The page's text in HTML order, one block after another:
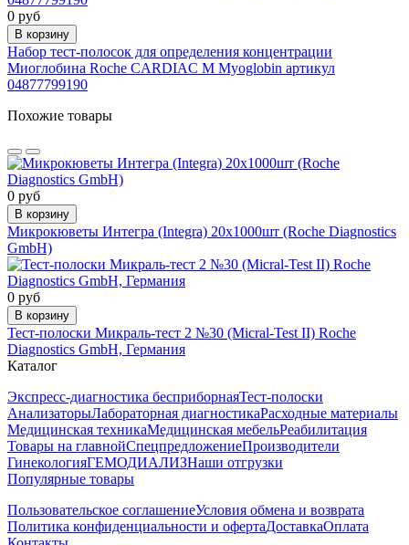
0 руб
В корзину
Набор тест-полосок для определения концентрации
Миоглобина Roche CARDIAC M Myoglobin артикул
04877799190
Похожие товары
0 руб
В корзину
Микрокюветы Интегра (Integra) 20х1000шт (Roche Diagnostics
GmbH)
0 руб
В корзину
Тест-полоски Микраль-тест 2 №30 (Micral-Test II) Roche
Diagnostics GmbH, Германия
Каталог
Экспресс-диагностика бесприборнаяТест-полоски
АнализаторыЛабораторная диагностикаРасходные материалы
Медицинская техникаМедицинская мебельРеабилитация
Товары на главнойСпецпредложениеПроизводители
ГинекологияГЕМОДИАЛИЗНаши отгрузки
Популярные товары
Пользовательское соглашениеУсловия обмена и возврата
Политика конфиденциальности и офертаДоставкаОплата